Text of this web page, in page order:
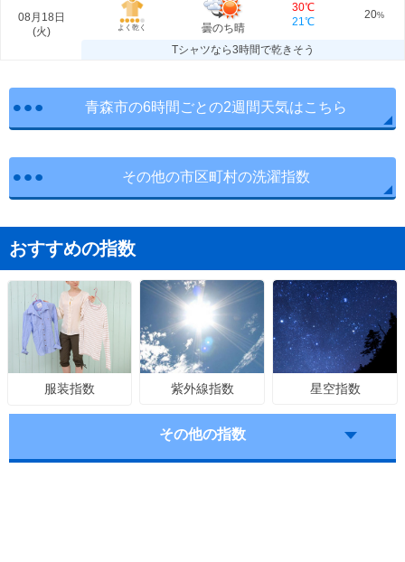
08月18日
(火) よく乾く 曇のち晴
30℃
21℃
20%
Tシャツなら3時間で乾きそう
青森市の6時間ごとの2週間天気はこちら
その他の市区町村の洗濯指数
おすすめの指数
服装指数 紫外線指数 星空指数
その他の指数